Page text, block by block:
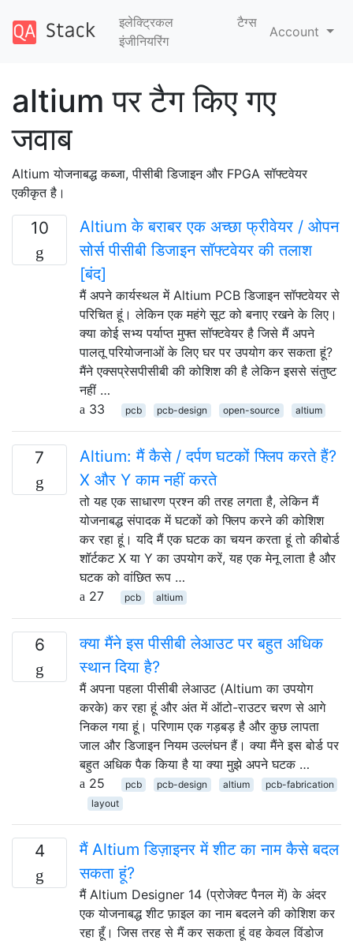
इलेक्ट्रिकल
इंजीनियरिंग
टैग्‍स
Account
altium पर टैग किए गए
जवाब
Altium योजनाबद्ध कब्जा, पीसीबी डिजाइन और FPGA सॉफ्टवेयर
एकीकृत है।
10
Altium के बराबर एक अच्छा फ्रीवेयर / ओपन
सोर्स पीसीबी डिजाइन सॉफ्टवेयर की तलाश
[बंद]
मैं अपने कार्यस्थल में Altium PCB डिजाइन सॉफ्टवेयर से
परिचित हूं। लेकिन एक महंगे सूट को बनाए रखने के लिए।
क्या कोई सभ्य पर्याप्त मुफ्त सॉफ्टवेयर है जिसे मैं अपने
पालतू परियोजनाओं के लिए घर पर उपयोग कर सकता हूं?
मैंने एक्सप्रेसपीसीबी की कोशिश की है लेकिन इससे संतुष्ट
नहीं …
33
pcb pcb-design open-source altium
7
Altium: मैं कैसे / दर्पण घटकों फ्लिप करते हैं?
X और Y काम नहीं करते
तो यह एक साधारण प्रश्न की तरह लगता है, लेकिन मैं
योजनाबद्ध संपादक में घटकों को फ्लिप करने की कोशिश
कर रहा हूं। यदि मैं एक घटक का चयन करता हूं तो कीबोर्ड
शॉर्टकट X या Y का उपयोग करें, यह एक मेनू लाता है और
घटक को वांछित रूप …
27
pcb altium
6
क्या मैंने इस पीसीबी लेआउट पर बहुत अधिक
स्थान दिया है?
मैं अपना पहला पीसीबी लेआउट (Altium का उपयोग
करके) कर रहा हूं और अंत में ऑटो-राउटर चरण से आगे
निकल गया हूं। परिणाम एक गड़बड़ है और कुछ लापता
जाल और डिजाइन नियम उल्लंघन हैं। क्या मैंने इस बोर्ड पर
बहुत अधिक पैक किया है या क्या मुझे अपने घटक …
25
pcb pcb-design altium
pcb-fabrication
layout
4
मैं Altium डिज़ाइनर में शीट का नाम कैसे बदल
सकता हूं?
मैं Altium Designer 14 (प्रोजेक्ट पैनल में) के अंदर
एक योजनाबद्ध शीट फ़ाइल का नाम बदलने की कोशिश कर
रहा हूँ। जिस तरह से मैं कर सकता हूं वह केवल विंडोज